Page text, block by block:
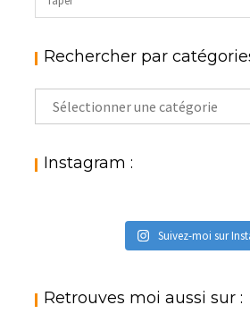
Rechercher par
Rechercher
par
: Instagram :
Suivez-moi sur
Retrouves moi aussi sur :